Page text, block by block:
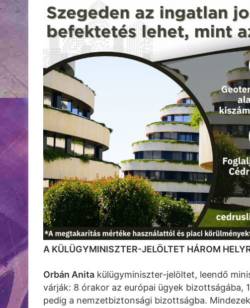
A KÜLÜGYMINISZTER-JELÖLTET HÁROM
Orbán Anita külügyminiszter-jelöltet, leendő
várják: 8 órakor az európai ügyek bizottságába,
pedig a nemzetbiztonsági bizottságba.